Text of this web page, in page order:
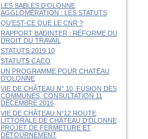
LES SABLES D'OLONNE
AGGLOMÉRATION : LES STATUTS
QU’EST-CE QUE LE CNR ?
RAPPORT BADINTER : RÉFORME DU
DROIT DU TRAVAIL
STATUTS 2019 10
STATUTS CACO
UN PROGRAMME POUR CHATEAU
D'OLONNE
VIE DE CHÂTEAU N° 10, FUSION DES
COMMUNES, CONSULTATION 11
DÉCEMBRE 2016
VIE DE CHÂTEAU N°12 ROUTE
LITTORALE DE CHÂTEAU D'OLONNE
PROJET DE FERMETURE ET
DÉTOURNEMENT